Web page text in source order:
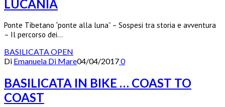
LUCANIA
Ponte Tibetano “ponte alla luna” – Sospesi tra storia e avventura
– Il percorso dei…
BASILICATA OPEN
Di Emanuela Di Mare04/04/20170
BASILICATA IN BIKE … COAST TO
COAST